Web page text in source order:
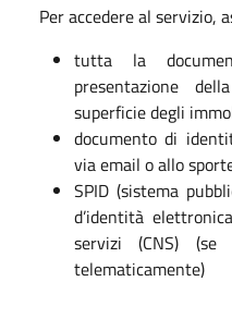
Per accedere al servizio,
tutta la
presentazione
superficie degli
documento di
via email o allo
SPID (sistema
d’identità
servizi (CNS) (se
telematicamente)